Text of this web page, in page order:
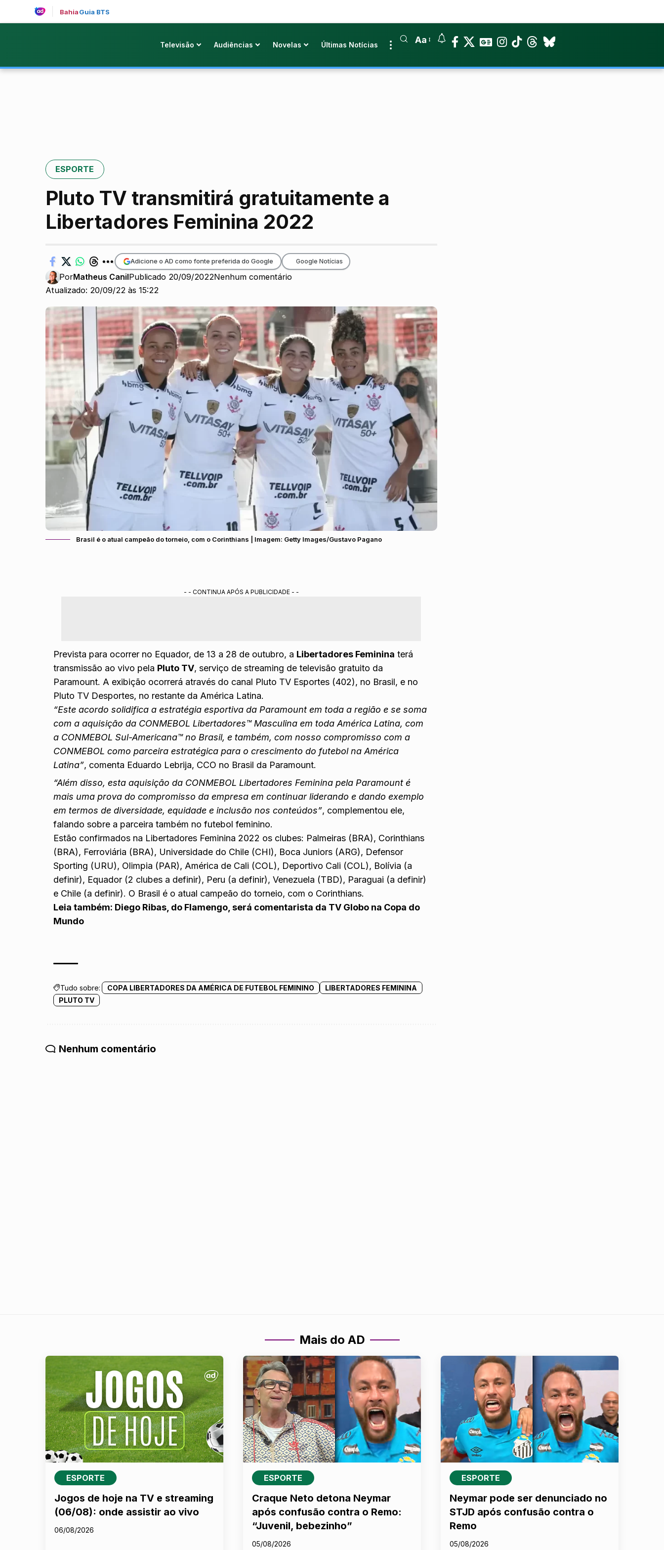
BahiaGuia BTS
Televisão Audiências Novelas Últimas Notícias Aa
ESPORTE
Pluto TV transmitirá gratuitamente a
Libertadores Feminina 2022
Atualizado: 20/09/22 às 15:22
PorMatheus CanilPublicado 20/09/2022Nenhum comentário
Adicione o AD como fonte preferida do Google Google Notícias
Brasil é o atual campeão do torneio, com o Corinthians | Imagem: Getty Images/Gustavo Pagano
- - CONTINUA APÓS A PUBLICIDADE - -
Prevista para ocorrer no Equador, de 13 a 28 de outubro, a Libertadores Feminina terá
transmissão ao vivo pela Pluto TV, serviço de streaming de televisão gratuito da
Paramount. A exibição ocorrerá através do canal Pluto TV Esportes (402), no Brasil, e no
Pluto TV Desportes, no restante da América Latina.
“Este acordo solidifica a estratégia esportiva da Paramount em toda a região e se soma
com a aquisição da CONMEBOL Libertadores™ Masculina em toda América Latina, com
a CONMEBOL Sul-Americana™ no Brasil, e também, com nosso compromisso com a
CONMEBOL como parceira estratégica para o crescimento do futebol na América
Latina”, comenta Eduardo Lebrija, CCO no Brasil da Paramount.
“Além disso, esta aquisição da CONMEBOL Libertadores Feminina pela Paramount é
mais uma prova do compromisso da empresa em continuar liderando e dando exemplo
em termos de diversidade, equidade e inclusão nos conteúdos”, complementou ele,
falando sobre a parceira também no futebol feminino.
Estão confirmados na Libertadores Feminina 2022 os clubes: Palmeiras (BRA), Corinthians
(BRA), Ferroviária (BRA), Universidade do Chile (CHI), Boca Juniors (ARG), Defensor
Sporting (URU), Olimpia (PAR), América de Cali (COL), Deportivo Cali (COL), Bolívia (a
definir), Equador (2 clubes a definir), Peru (a definir), Venezuela (TBD), Paraguai (a definir)
e Chile (a definir). O Brasil é o atual campeão do torneio, com o Corinthians.
Leia também: Diego Ribas, do Flamengo, será comentarista da TV Globo na Copa do
Mundo
Tudo sobre: COPA LIBERTADORES DA AMÉRICA DE FUTEBOL FEMININO
LIBERTADORES FEMININA
PLUTO TV
Nenhum comentário
Mais do AD
ESPORTE
Jogos de hoje na TV e streaming
(06/08): onde assistir ao vivo
06/08/2026
ESPORTE
Craque Neto detona Neymar
após confusão contra o Remo:
“Juvenil, bebezinho”
05/08/2026
ESPORTE
Neymar pode ser denunciado no
STJD após confusão contra o
Remo
05/08/2026